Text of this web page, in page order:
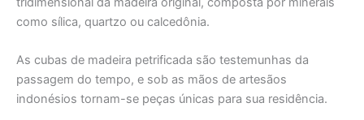
como sílica, quartzo ou calcedônia.
As cubas de madeira petrificada são testemunhas da
passagem do tempo, e sob as mãos de artesãos
indonésios tornam-se peças únicas para sua residência.